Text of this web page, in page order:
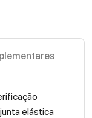
elástica